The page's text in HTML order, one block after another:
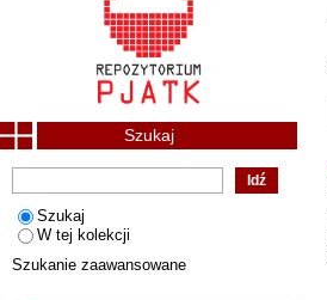
Szukaj
Szukaj
W tej kolekcji
Szukanie zaawansowane